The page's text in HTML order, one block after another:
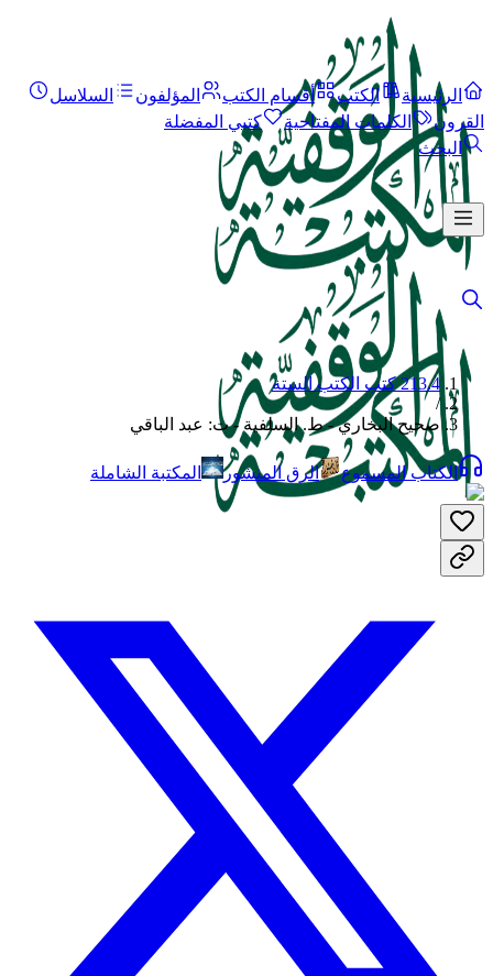
الرئيسية الكتب أقسام الكتب المؤلفون
السلاسل
القرون
الكلمات المفتاحية
كتبي المفضلة
البحث
213.4 كتب الكتب الستة
/
صحيح البخاري - ط. السلفية - ت: عبد الباقي
الكتاب المسموع الرق المنشور المكتبة الشاملة